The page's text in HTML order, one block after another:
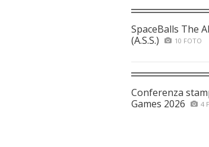
SpaceBalls The
(A.S.S.)
10 FOTO
Conferenza
Games 2026
4